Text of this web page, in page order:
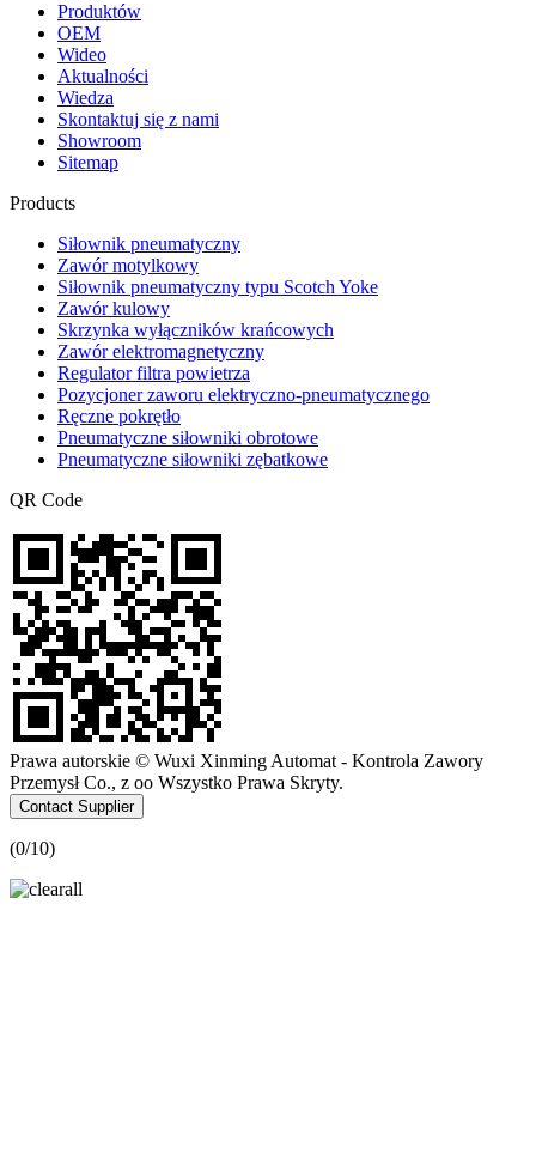
Produktów
OEM
Wideo
Aktualności
Wiedza
Skontaktuj się z nami
Showroom
Sitemap
Products
Siłownik pneumatyczny
Zawór motylkowy
Siłownik pneumatyczny typu Scotch Yoke
Zawór kulowy
Skrzynka wyłączników krańcowych
Zawór elektromagnetyczny
Regulator filtra powietrza
Pozycjoner zaworu elektryczno-pneumatycznego
Ręczne pokrętło
Pneumatyczne siłowniki obrotowe
Pneumatyczne siłowniki zębatkowe
QR Code
Prawa autorskie © Wuxi Xinming Automat - Kontrola Zawory
Przemysł Co., z oo Wszystko Prawa Skryty.
Contact Supplier
(0/10)